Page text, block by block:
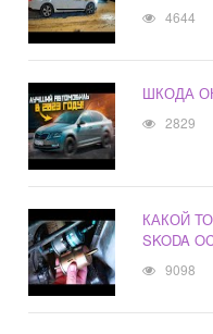
4644
ШКОДА
2829
КАКОЙ
SKODA
9098